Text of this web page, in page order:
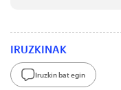
IRUZKINAK
Iruzkin bat egin